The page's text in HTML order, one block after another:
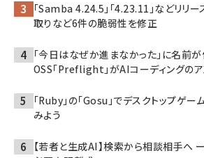
「Samba 4.24.5」「4.23.11」などリリ
取りなど6件の脆弱性を修正
「今日はなぜか進まなかった」に名前
OSS「Preflight」がAIコーディングの
「Ruby」の「Gosu」でデスクトップゲー
みよう
【若者と生成AI】検索から相談相手へ